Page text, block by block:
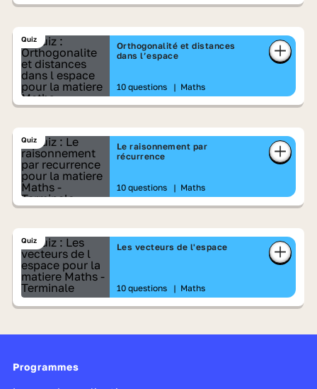
Quiz
Orthogonalité et distances
dans l’espace
10 questions | Maths
Quiz
Le raisonnement par
récurrence
10 questions | Maths
Quiz
Les vecteurs de l'espace
10 questions | Maths
Programmes